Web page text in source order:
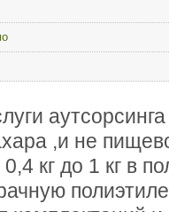
,и не
кг до 1 кг в